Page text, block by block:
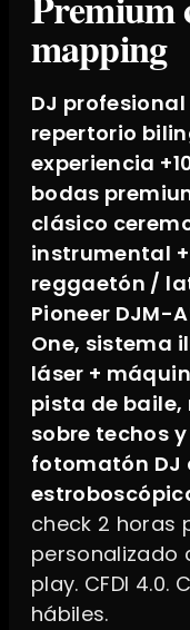
mapping
DJ profesional
repertorio
experiencia
bodas
clásico
instrumental
reggaetón /
Pioneer DJM-
One, sistema
láser +
pista de
sobre techos
fotomatón DJ
check 2 horas
play. CFDI 4.0.
hábiles.